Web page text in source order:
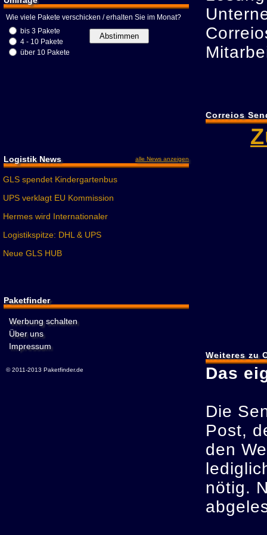
Wie viele Pakete verschicken / erhalten Sie im Monat?
bis 3 Pakete
4 - 10 Pakete
über 10 Pakete
Logistik News alle News anzeigen
GLS spendet Kindergartenbus
UPS verklagt EU Kommission
Hermes wird Internationaler
Logistikspitze: DHL & UPS
Neue GLS HUB
Paketfinder
Werbung schalten
Über uns
Impressum
© 2011-2013 Paketfinder.de
Correios
Weiteres zu
Das
Die
Post,
den
nötig.